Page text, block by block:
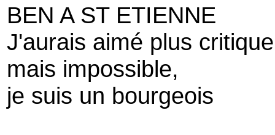
BEN A ST ETIENNE
J'aurais aimé plus
mais impossible,
je suis un bourgeois